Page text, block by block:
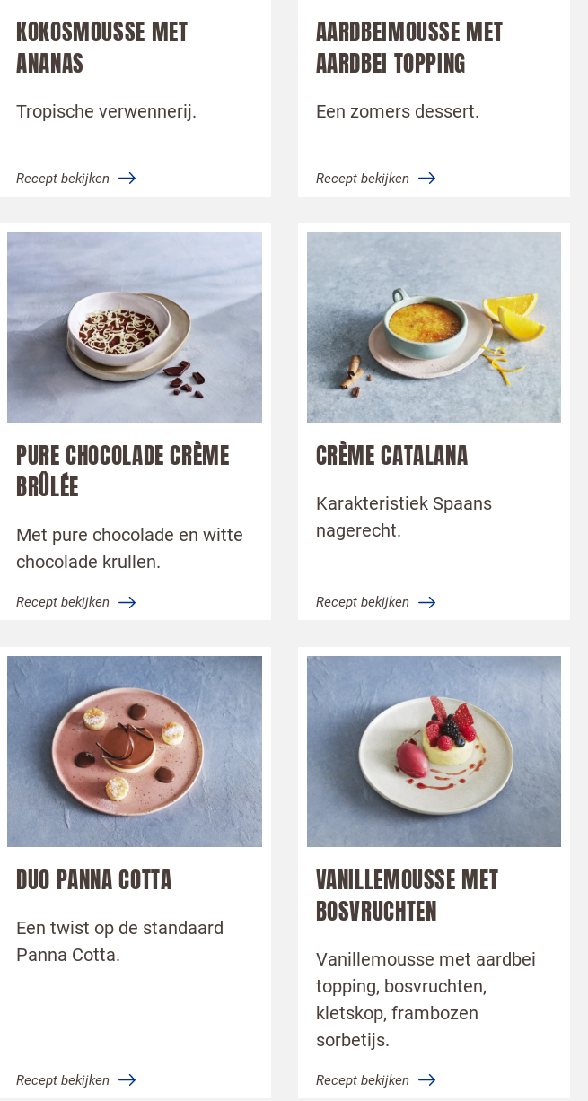
KOKOSMOUSSE MET
ANANAS
Tropische verwennerij.
Recept bekijken
AARDBEIMOUSSE MET
AARDBEI TOPPING
Een zomers dessert.
Recept bekijken
PURE CHOCOLADE CRÈME
BRÛLÉE
Met pure chocolade en witte
chocolade krullen.
Recept bekijken
CRÈME CATALANA
Karakteristiek Spaans
nagerecht.
Recept bekijken
DUO PANNA COTTA
Een twist op de standaard
Panna Cotta.
Recept bekijken
VANILLEMOUSSE MET
BOSVRUCHTEN
Vanillemousse met aardbei
topping, bosvruchten,
kletskop, frambozen
sorbetijs.
Recept bekijken